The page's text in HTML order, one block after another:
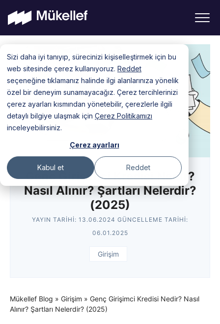
Sizi daha iyi tanıyıp, sürecinizi kişiselleştirmek için bu
web sitesinde çerez kullanıyoruz. Reddet
seçeneğine tıklamanız halinde ilgi alanlarınıza yönelik
özel bir deneyim sunamayacağız. Çerez tercihlerinizi
çerez ayarları kısmından yönetebilir, çerezlerle ilgili
detaylı bilgiye ulaşmak için Çerez Politikamızı
inceleyebilirsiniz.
Çerez ayarları
Kabul et Reddet
content
Genç Girişimci Kredisi Nedir?
Nasıl Alınır? Şartları Nelerdir?
(2025)
YAYIN TARIHI: 13.06.2024 GÜNCELLEME TARIHI:
06.01.2025
Girişim
Mükellef Blog » Girişim » Genç Girişimci Kredisi Nedir? Nasıl
Alınır? Şartları Nelerdir? (2025)